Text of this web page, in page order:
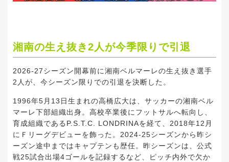
湘南の生え抜き2人が今季限りで引退
2026-27シーズン開幕前に湘南ベルマーレの生え抜き選手
2人が、今シーズン限りでの引退を決断した。
1996年5月13日生まれの高橋広大は、サッカーの湘南ベル
マーレ下部組織出身。高校卒業後にフットサルへ転向し、
育成組織であるP.S.T.C. LONDRINAを経て、2018年12月
にＦリーグデビューを飾った。2024-25シーズンから昨シ
ーズン途中まではキャプテンも歴任。昨シーズンは、公式
戦25試合出場4ゴールを記録するなど、ピッチ内外で欠か